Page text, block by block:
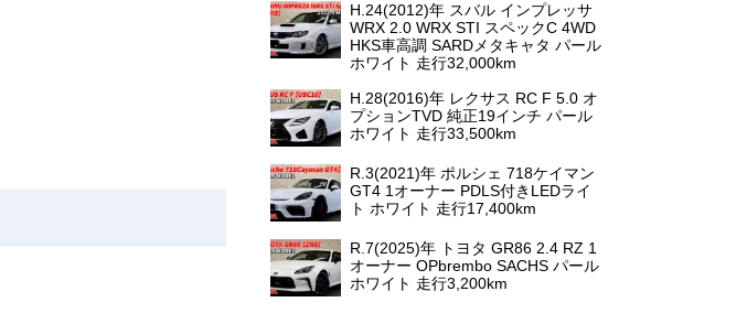
H.24(2012)年 スバル インプレッサ
WRX 2.0 WRX STI スペックC 4WD
HKS車高調 SARDメタキャタ パール
ホワイト 走行32,000km
H.28(2016)年 レクサス RC F 5.0 オ
プションTVD 純正19インチ パール
ホワイト 走行33,500km
R.3(2021)年 ポルシェ 718ケイマン
GT4 1オーナー PDLS付きLEDライ
ト ホワイト 走行17,400km
R.7(2025)年 トヨタ GR86 2.4 RZ 1
オーナー OPbrembo SACHS パール
ホワイト 走行3,200km